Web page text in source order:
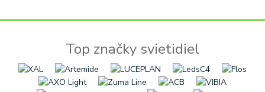
Top značky svietidiel